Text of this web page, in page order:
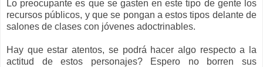
Lo preocupante es que se gasten en este tipo de gente los
recursos públicos, y que se pongan a estos tipos delante de
salones de clases con jóvenes adoctrinables.
Hay que estar atentos, se podrá hacer algo respecto a la
actitud de estos personajes? Espero no borren sus